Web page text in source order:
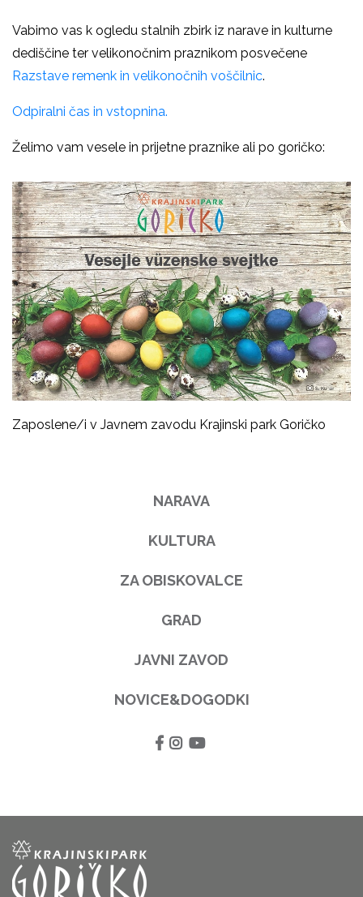
Vabimo vas k ogledu stalnih zbirk iz narave in kulturne
dediščine ter velikonočnim praznikom posvečene
Razstave remenk in velikonočnih voščilnic.
Odpiralni čas in vstopnina.
Želimo vam vesele in prijetne praznike ali po goričko:
Zaposlene/i v Javnem zavodu Krajinski park Goričko
NARAVA
KULTURA
ZA OBISKOVALCE
GRAD
JAVNI ZAVOD
NOVICE&DOGODKI